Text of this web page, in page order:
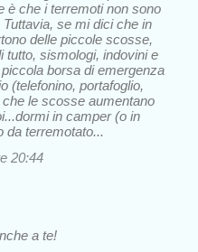
è che i terremoti non sono
se mi dici che in
delle piccole scosse,
tutto, sismologi, indovini e
borsa di emergenza
(telefonino, portafoglio,
le scosse aumentano
in camper (o in
da terremotato...
20:44
a te!